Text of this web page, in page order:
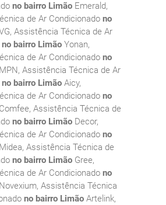
no bairro Limão Emerald,
de Ar Condicionado no
Assistência Técnica de Ar
no bairro Limão Yonan,
de Ar Condicionado no
MPN, Assistência Técnica de Ar
no bairro Limão Aicy,
de Ar Condicionado no
Comfee, Assistência Técnica de
no bairro Limão Decor,
de Ar Condicionado no
Midea, Assistência Técnica de
no bairro Limão Gree,
de Ar Condicionado no
Novexium, Assistência Técnica
no bairro Limão Artelink,